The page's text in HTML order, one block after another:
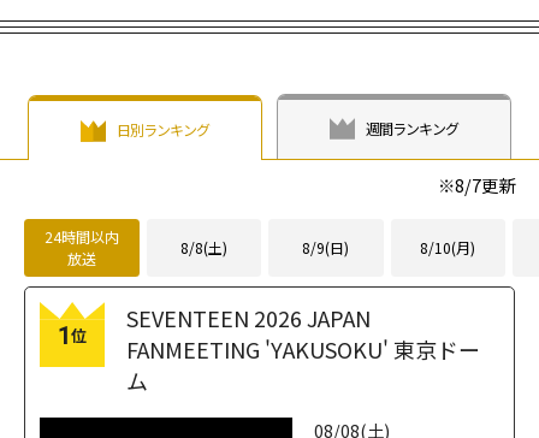
日別ランキング 週間ランキング
※8/7更新
24時間以内
放送
8/8(土) 8/9(日) 8/10(月)
1位
SEVENTEEN 2026 JAPAN
FANMEETING 'YAKUSOKU' 東京ドー
ム
08/08(土)